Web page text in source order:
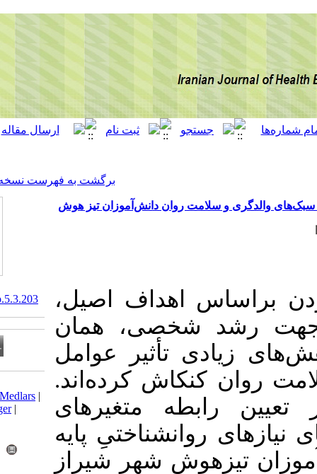
برگشت به فهرست نسخه ها
روان دانش‌آموزان تیز هوش
اصیل،
همان
عوامل
کرده‌اند.
متغیرهای
پایه
شهر شیراز
10.30699/acadpub.ijhehp.5.3.203
Download citation:
BibTeX
EndNote Medlars
ProCite
Reference Manager|
Send citation to:
Zotero